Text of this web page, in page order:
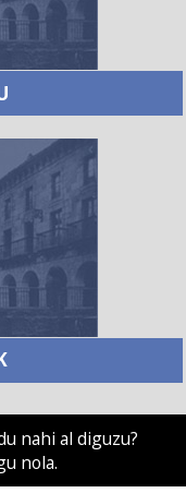
nahi al diguzu?
nola.